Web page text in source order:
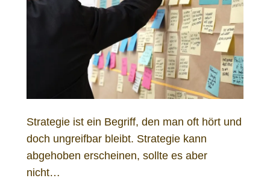
Strategie ist ein Begriff, den man oft hört und
doch ungreifbar bleibt. Strategie kann
abgehoben erscheinen, sollte es aber
nicht…